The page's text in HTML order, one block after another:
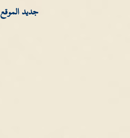
جديد الموقع